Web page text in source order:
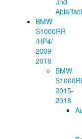
BMW
S1000RR
/HP4/
2009-
2018
BMW
2015-
2018